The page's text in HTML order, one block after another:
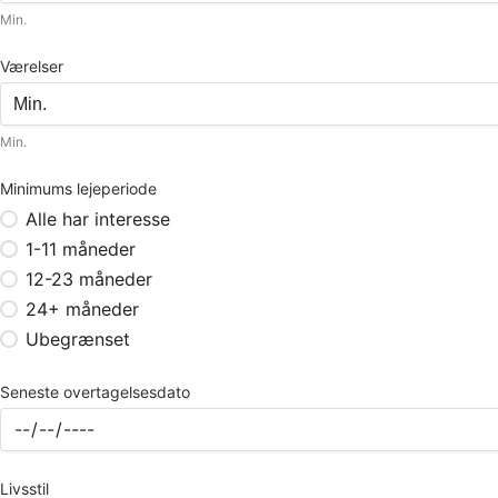
Min.
Værelser
Min.
Minimums lejeperiode
Alle har interesse
1-11 måneder
12-23 måneder
24+ måneder
Ubegrænset
Seneste overtagelsesdato
Livsstil